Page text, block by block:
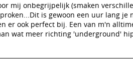
mij onbegrijpelijk (smaken
is gewoon een uur lang je
er ook perfect bij. Een van m'n
wat meer richting 'underground'